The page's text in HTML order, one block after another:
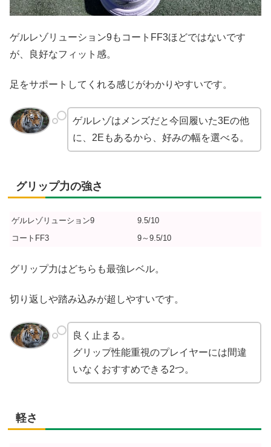
ゲルレゾリューション9もコートFF3ほどではないです
が、良好なフィット感。
足をサポートしてくれる感じがわかりやすいです。
ゲルレゾはメンズだと今回履いた3Eの他
に、2Eもあるから、好みの幅を選べる。
グリップ力の強さ
ゲルレゾリューション9
9.5/10
コートFF3
9～9.5/10
グリップ力はどちらも最強レベル。
切り返しや踏み込みが超しやすいです。
良く止まる。
グリップ性能重視のプレイヤーには間違
いなくおすすめできる2つ。
軽さ